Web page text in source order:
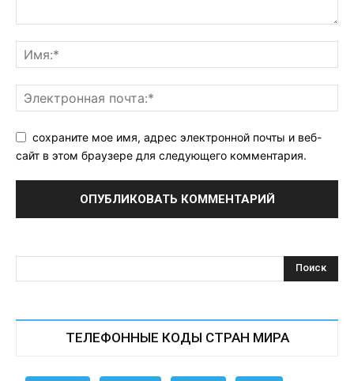
сохраните мое имя, адрес электронной почты и веб-
сайт в этом браузере для следующего комментария.
ТЕЛЕФОННЫЕ КОДЫ СТРАН МИРА